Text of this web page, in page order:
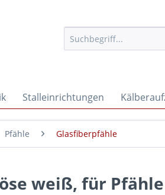
Stalleinrichtungen
Pfähle Glasfiberpfähle
weiß, für